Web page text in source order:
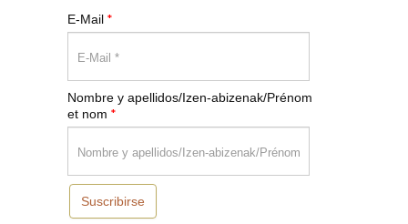
E-Mail *
Nombre y apellidos/Izen-abizenak/Prénom
et nom *
Suscribirse